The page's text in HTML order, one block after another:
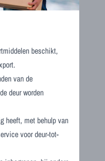
beschikt,
van de
deur worden
heeft, met behulp van
voor deur-tot-